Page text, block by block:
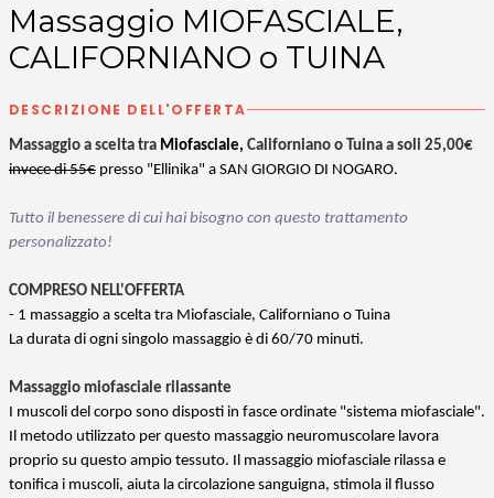
Massaggio MIOFASCIALE,
CALIFORNIANO o TUINA
DESCRIZIONE DELL'OFFERTA
Massaggio a scelta tra Miofasciale, Californiano o Tuina a soli 25,00€
invece di 55€ presso "Ellinika" a SAN GIORGIO DI NOGARO.
Tutto il benessere di cui hai bisogno con questo trattamento
personalizzato!
COMPRESO NELL'OFFERTA
- 1 massaggio a scelta tra Miofasciale, Californiano o Tuina
La durata di ogni singolo massaggio è di 60/70 minuti.
Massaggio miofasciale rilassante
I muscoli del corpo sono disposti in fasce ordinate "sistema miofasciale".
Il metodo utilizzato per questo massaggio neuromuscolare lavora
proprio su questo ampio tessuto. Il massaggio miofasciale rilassa e
tonifica i muscoli, aiuta la circolazione sanguigna, stimola il flusso